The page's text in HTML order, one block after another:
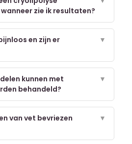
zie ik resultaten?
en zijn er
▼
kunnen met
behandeld?
▼
van vet bevriezen
▼